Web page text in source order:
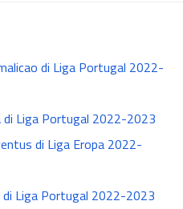
di Liga Portugal 2022-
Liga Portugal 2022-2023
di Liga Eropa 2022-
Liga Portugal 2022-2023